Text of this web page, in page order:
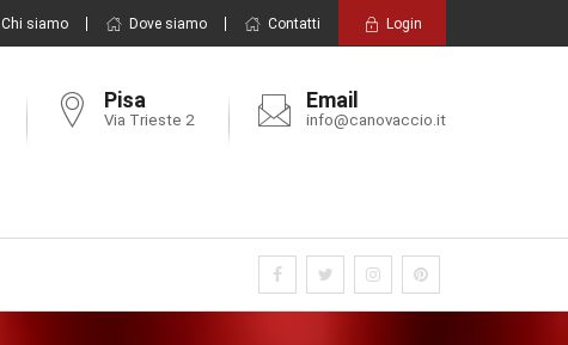
Chi siamo Dove siamo Contatti Login
Pisa
Via Trieste 2
Email
info@canovaccio.it